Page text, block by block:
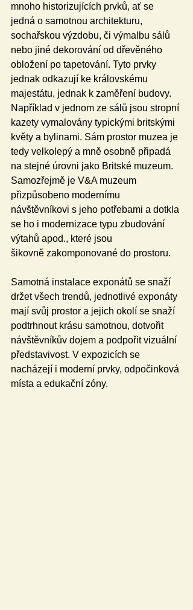
mnoho historizujících prvků, ať se
jedná o samotnou architekturu,
sochařskou výzdobu, či výmalbu sálů
nebo jiné dekorování od dřevěného
obložení po tapetování. Tyto prvky
jednak odkazují ke královskému
majestátu, jednak k zaměření budovy.
Například v jednom ze sálů jsou stropní
kazety vymalovány typickými britskými
květy a bylinami. Sám prostor muzea je
tedy velkolepý a mně osobně připadá
na stejné úrovni jako Britské muzeum.
Samozřejmě je V&A muzeum
přizpůsobeno modernímu
návštěvníkovi s jeho potřebami a dotkla
se ho i modernizace typu zbudování
výtahů apod., které jsou
šikovně zakomponované do prostoru.
Samotná instalace exponátů se snaží
držet všech trendů, jednotlivé exponáty
mají svůj prostor a jejich okolí se snaží
podtrhnout krásu samotnou, dotvořit
návštěvníkův dojem a podpořit vizuální
představivost. V expozicích se
nacházejí i moderní prvky, odpočinková
místa a edukační zóny.